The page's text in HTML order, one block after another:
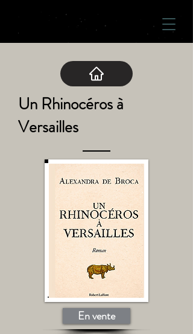
Un Rhinocéros à
Versailles
En vente